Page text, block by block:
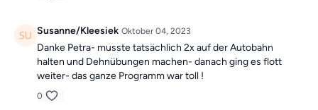
Susanne/Kleesiek Oktober 04, 2023
Danke Petra- musste tatsächlich 2x auf der Autobahn
halten und Dehnübungen machen- danach ging es flott
weiter- das ganze Programm war toll !
0